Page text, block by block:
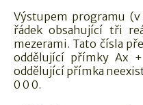
Výstupem programu (v
řádek obsahující tři
mezerami. Tato čísla
oddělující přímky Ax
oddělující přímka
0 0 0.